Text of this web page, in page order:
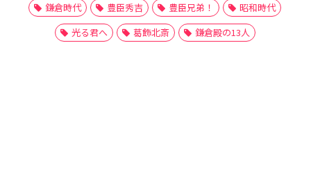
鎌倉時代
豊臣秀吉 豊臣兄弟！
昭和時代
光る君へ
葛飾北斎 鎌倉殿の13人